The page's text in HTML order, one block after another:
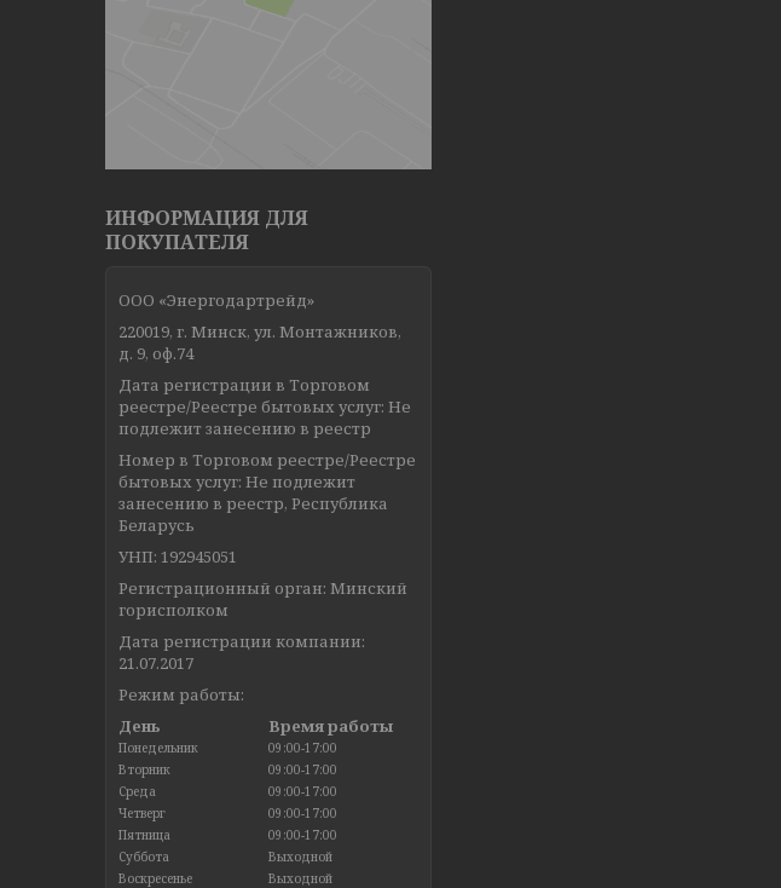
ИНФОРМАЦИЯ ДЛЯ
ПОКУПАТЕЛЯ
ООО «Энергодартрейд»
220019, г. Минск, ул. Монтажников,
д. 9, оф.74
Дата регистрации в Торговом
реестре/Реестре бытовых услуг: Не
подлежит занесению в реестр
Номер в Торговом реестре/Реестре
бытовых услуг: Не подлежит
занесению в реестр, Республика
Беларусь
УНП: 192945051
Регистрационный орган: Минский
горисполком
Дата регистрации компании:
21.07.2017
Режим работы:
День
Время работы
Понедельник
09:00-17:00
Вторник
09:00-17:00
Среда
09:00-17:00
Четверг
09:00-17:00
Пятница
09:00-17:00
Суббота
Выходной
Воскресенье
Выходной